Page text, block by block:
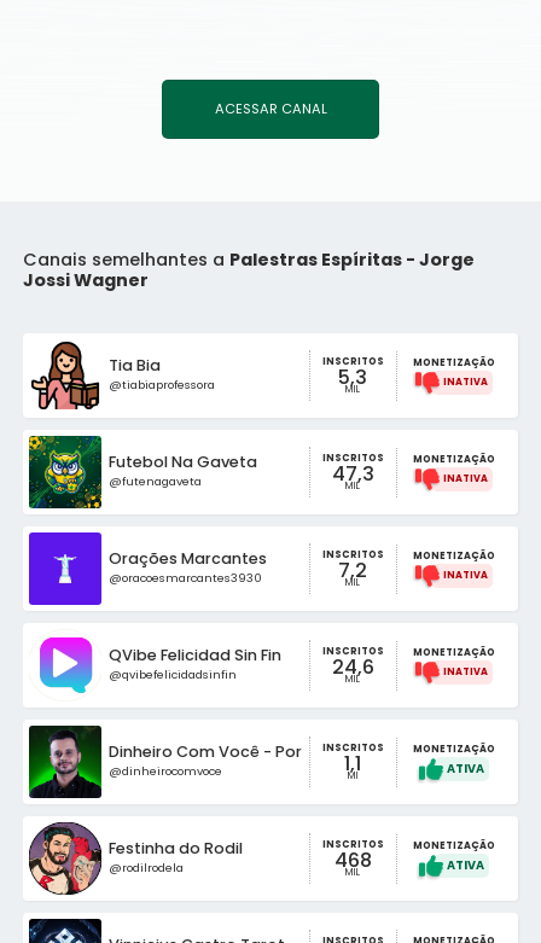
ACESSAR CANAL
Canais semelhantes a Palestras Espíritas - Jorge
Jossi Wagner
Tia Bia
@tiabiaprofessora
INSCRITOS
5,3
MIL
MONETIZAÇÃO
Futebol Na Gaveta
@futenagaveta
INSCRITOS
47,3
MIL
MONETIZAÇÃO
Orações Marcantes
@oracoesmarcantes3930
INSCRITOS
7,2
MIL
MONETIZAÇÃO
QVibe Felicidad Sin Fin
@qvibefelicidadsinfin
INSCRITOS
24,6
MIL
MONETIZAÇÃO
Dinheiro Com Você - Por William Ribeiro
@dinheirocomvoce
INSCRITOS
1,1
MI
MONETIZAÇÃO
Festinha do Rodil
@rodilrodela
INSCRITOS
468
MIL
MONETIZAÇÃO